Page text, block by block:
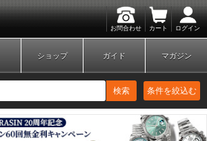
お問合わせ カート ログイン
ショップ ガイド マガジン
検索 条件を絞込む